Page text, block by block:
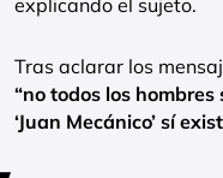
explicando el sujeto.
Tras aclarar los
“no todos los
‘Juan Mecánico’ sí